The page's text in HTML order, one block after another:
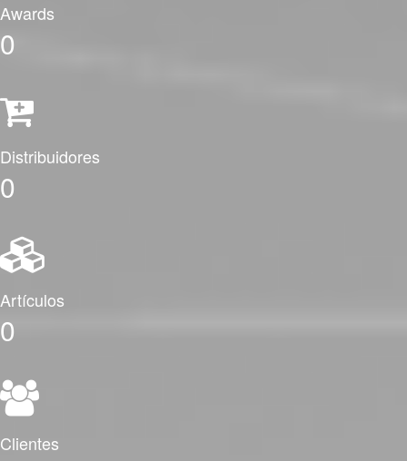
Awards
0
Distribuidores
0
Artículos
0
Clientes